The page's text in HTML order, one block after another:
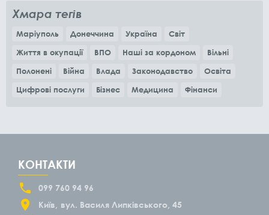
Хмара тегів
Маріуполь Донеччина Україна
Світ
Життя в окупації
ВПО Наші за кордоном
Вільні
Полонені
Війна Влада Законодавство
Освіта
Цифрові послуги
Бізнес Медицина Фінанси
КОНТАКТИ
099 760 94 96
Київ
вул. Василя Липківського, 45